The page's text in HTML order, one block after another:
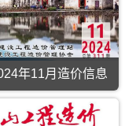
年11月造价信息